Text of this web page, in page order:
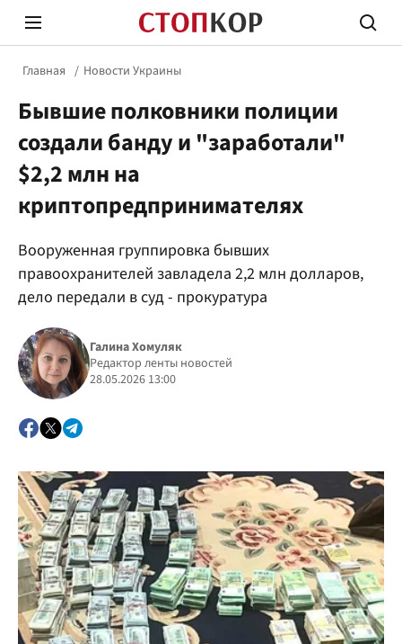
Стоп Политической Коррупции
Политика
Главная Новости Украины
Бывшие полковники полиции
создали банду и "заработали"
$2,2 млн на
криптопредпринимателях
Вооруженная группировка бывших
правоохранителей завладела 2,2 млн долларов,
дело передали в суд - прокуратура
Галина Хомуляк
Редактор ленты новостей
28.05.2026 13:00